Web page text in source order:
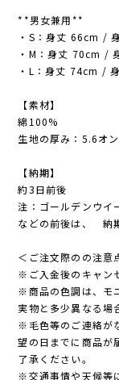
**男女兼用**
・S：身丈 66cm /
・M：身丈 70cm /
・L：身丈 74cm /
【素材】
綿100%
生地の厚み：5.6オ
【納期】
約3日前後
注：ゴールデンウイ
などの前後は、 納
＜ご注文際のの注意
※ご入金後のキャン
※商品の色調は、モ
実物と多少異なる場
※毛色等のご連絡が
望の日までに商品が
了承ください。
※交通事情や天候等